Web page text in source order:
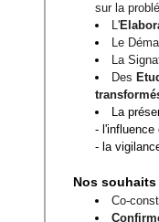
sur la
L'
Le
La
Des
La
-
- la
Nos
Co-